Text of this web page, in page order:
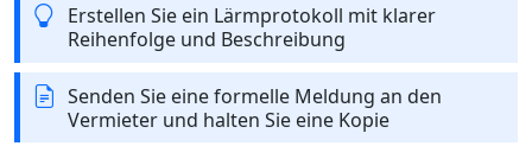
Erstellen Sie ein Lärmprotokoll mit klarer
Reihenfolge und Beschreibung
Senden Sie eine formelle Meldung an den
Vermieter und halten Sie eine Kopie